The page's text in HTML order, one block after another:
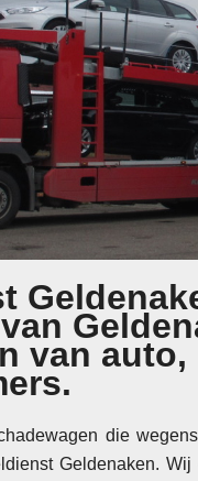
van
die
Geldenaken.